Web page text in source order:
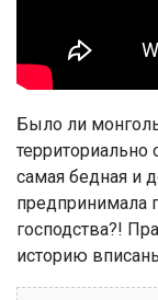
Было ли
территориально
самая бедная и
предпринимала
господства?!
историю